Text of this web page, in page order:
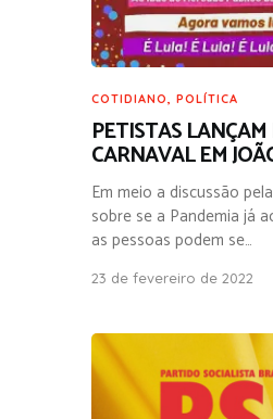
COTIDIANO, POLÍTICA
PETISTAS
CARNAVAL EM
Em meio a discussão
sobre se a Pandemia já
as pessoas podem se…
23 de fevereiro de 2022